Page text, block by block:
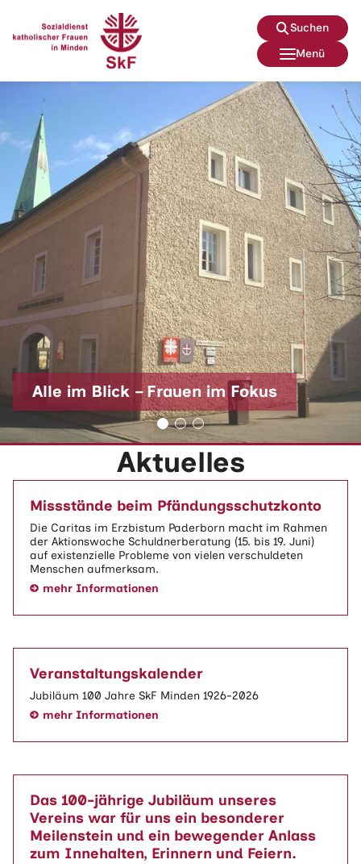
Suchen
Menü
Alle im Blick – Frauen im Fokus
Aktuelles
Missstände beim Pfändungsschutzkonto
Die Caritas im Erzbistum Paderborn macht im Rahmen
der Aktionswoche Schuldnerberatung (15. bis 19. Juni)
auf existenzielle Probleme von vielen verschuldeten
Menschen aufmerksam.
mehr Informationen
Veranstaltungskalender
Jubiläum 100 Jahre SkF Minden 1926-2026
mehr Informationen
Das 100-jährige Jubiläum unseres
Vereins war für uns ein besonderer
Meilenstein und ein bewegender Anlass
zum Innehalten, Erinnern und Feiern.